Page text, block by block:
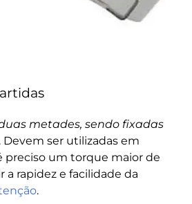
metades, sendo fixadas
. Devem ser utilizadas em
preciso um torque maior de
rapidez e facilidade da
.